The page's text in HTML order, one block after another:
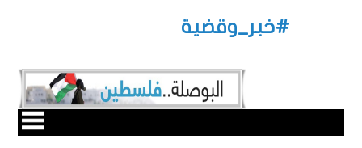
#خبر_وقضية